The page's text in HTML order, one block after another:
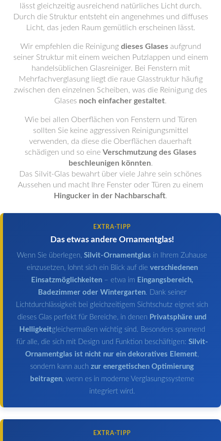
lässt gleichzeitig ausreichend natürliches Licht durch.
Durch die Struktur entsteht ein angenehmes und diffuses
Licht, das jeden Raum gemütlich erscheinen lässt.
Wir empfehlen die Reinigung dieses Glasesaufgrund
seiner Struktur mit einem weichen Putzlappen und einem
handelsüblichen Glasreiniger. Bei Fenstern mit
Mehrfachverglasung liegt die raue Glasstruktur häufig
zwischen den einzelnen Scheiben, was die Reinigung des
Glases noch einfacher gestaltet.
Wie bei allen Oberflächen von Fenstern und Türen
sollten Sie keine aggressiven Reinigungsmittel
verwenden, da diese die Oberflächen dauerhaft
schädigen und so eine Verschmutzung des Glases
beschleunigen könnten.
Das Silvit-Glas bewahrt über viele Jahre sein schönes
Aussehen und macht Ihre Fenster oder Türen zu einem
Hingucker in der Nachbarschaft.
EXTRA-TIPP
Das etwas andere Ornamentglas!
Wenn Sie überlegen, Silvit-Ornamentglas in Ihrem Zuhause
einzusetzen, lohnt sich ein Blick auf die verschiedenen
Einsatzmöglichkeiten– etwa im Eingangsbereich,
Badezimmer oder Wintergarten. Dank seiner
Lichtdurchlässigkeit bei gleichzeitigem Sichtschutz eignet sich
dieses Glas perfekt für Bereiche, in denen Privatsphäre und
Helligkeitgleichermaßen wichtig sind. Besonders spannend
für alle, die sich mit Design und Funktion beschäftigen: Silvit-
Ornamentglas ist nicht nur ein dekoratives Element,
sondern kann auch zur energetischen Optimierung
beitragen, wenn es in moderne Verglasungssysteme
integriert wird.
EXTRA-TIPP